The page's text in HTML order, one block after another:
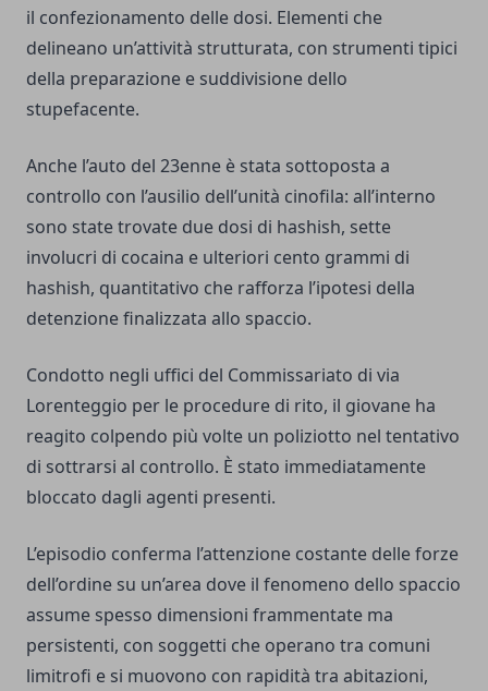
il confezionamento delle dosi. Elementi che
delineano un’attività strutturata, con strumenti tipici
della preparazione e suddivisione dello
stupefacente.
Anche l’auto del 23enne è stata sottoposta a
controllo con l’ausilio dell’unità cinofila: all’interno
sono state trovate due dosi di hashish, sette
involucri di cocaina e ulteriori cento grammi di
hashish, quantitativo che rafforza l’ipotesi della
detenzione finalizzata allo spaccio.
Condotto negli uffici del Commissariato di via
Lorenteggio per le procedure di rito, il giovane ha
reagito colpendo più volte un poliziotto nel tentativo
di sottrarsi al controllo. È stato immediatamente
bloccato dagli agenti presenti.
L’episodio conferma l’attenzione costante delle forze
dell’ordine su un’area dove il fenomeno dello spaccio
assume spesso dimensioni frammentate ma
persistenti, con soggetti che operano tra comuni
limitrofi e si muovono con rapidità tra abitazioni,